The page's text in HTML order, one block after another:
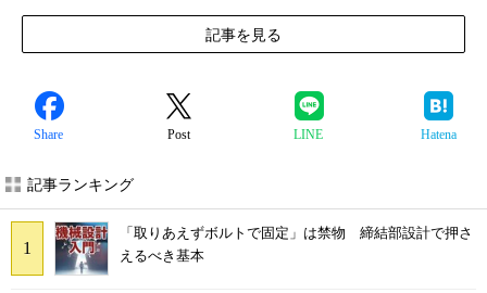
記事を見る
Share Post LINE Hatena
記事ランキング
「取りあえずボルトで固定」は禁物 締結部設計で押さ
えるべき基本